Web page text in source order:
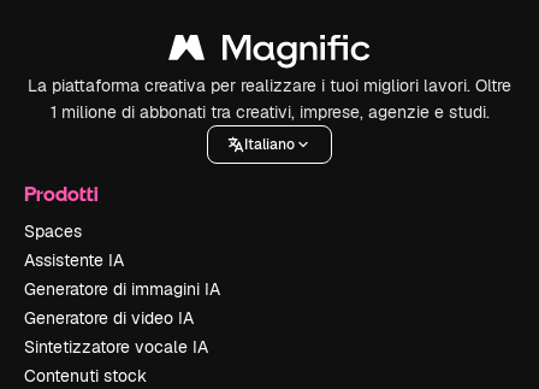
La piattaforma creativa per realizzare i tuoi migliori lavori. Oltre
1 milione di abbonati tra creativi, imprese, agenzie e studi.
Italiano
Prodotti
Spaces
Assistente IA
Generatore di immagini IA
Generatore di video IA
Sintetizzatore vocale IA
Contenuti stock